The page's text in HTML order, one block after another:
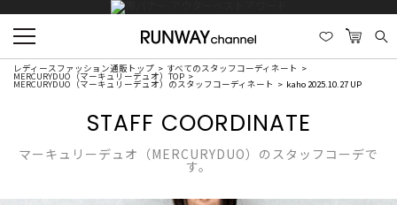
レディースファッション通販トップ すべてのスタッフコーディネート
MERCURYDUO（マーキュリーデュオ）TOP
MERCURYDUO（マーキュリーデュオ）のスタッフコーディネート kaho 2025.10.27 UP
STAFF COORDINATE
マーキュリーデュオ（MERCURYDUO）のスタッフコーデで
す。